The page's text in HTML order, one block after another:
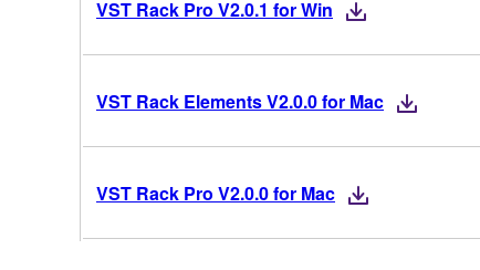
VST Rack Pro V2.0.1 for Win
VST Rack Elements V2.0.0 for Mac
VST Rack Pro V2.0.0 for Mac